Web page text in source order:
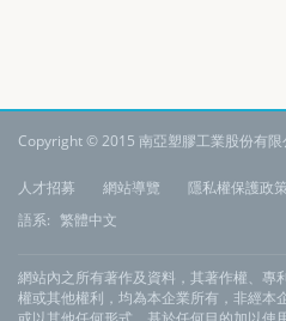
Copyright © 2015 南亞塑膠工業股份有
人才招募 網站導覽 隱私權保護政策
語系: 繁體中文
網站內之所有著作及資料，其著作權、專
權或其他權利，均為本企業所有，非經本